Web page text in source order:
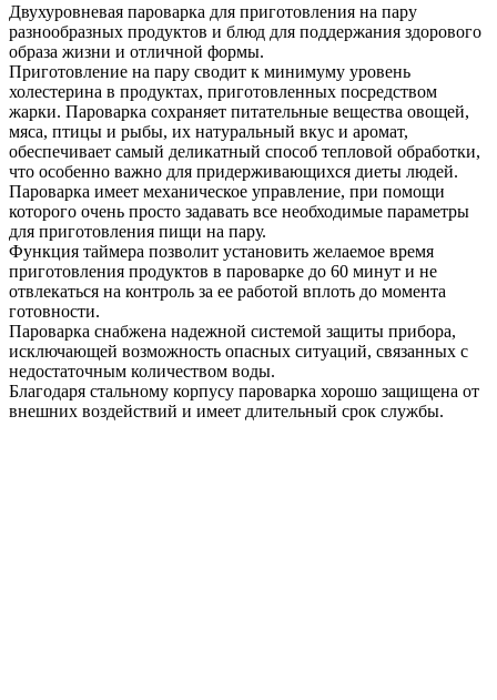
Двухуровневая пароварка для приготовления на пару
разнообразных продуктов и блюд для поддержания здорового
образа жизни и отличной формы.
Приготовление на пару сводит к минимуму уровень
холестерина в продуктах, приготовленных посредством
жарки. Пароварка сохраняет питательные вещества овощей,
мяса, птицы и рыбы, их натуральный вкус и аромат,
обеспечивает самый деликатный способ тепловой обработки,
что особенно важно для придерживающихся диеты людей.
Пароварка имеет механическое управление, при помощи
которого очень просто задавать все необходимые параметры
для приготовления пищи на пару.
Функция таймера позволит установить желаемое время
приготовления продуктов в пароварке до 60 минут и не
отвлекаться на контроль за ее работой вплоть до момента
готовности.
Пароварка снабжена надежной системой защиты прибора,
исключающей возможность опасных ситуаций, связанных с
недостаточным количеством воды.
Благодаря стальному корпусу пароварка хорошо защищена от
внешних воздействий и имеет длительный срок службы.